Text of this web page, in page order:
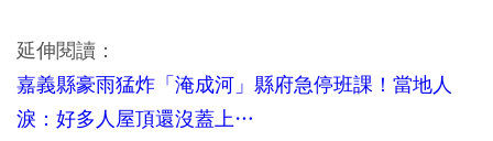
延伸閱讀：
嘉義縣豪雨猛炸「淹成河」縣府急停班課！當地人
淚：好多人屋頂還沒蓋上…